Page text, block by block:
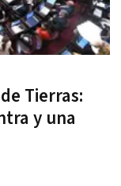
Tierras:
y una